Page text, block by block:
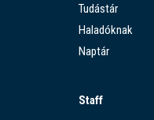
Tudástár
Haladóknak
Naptár
Staff